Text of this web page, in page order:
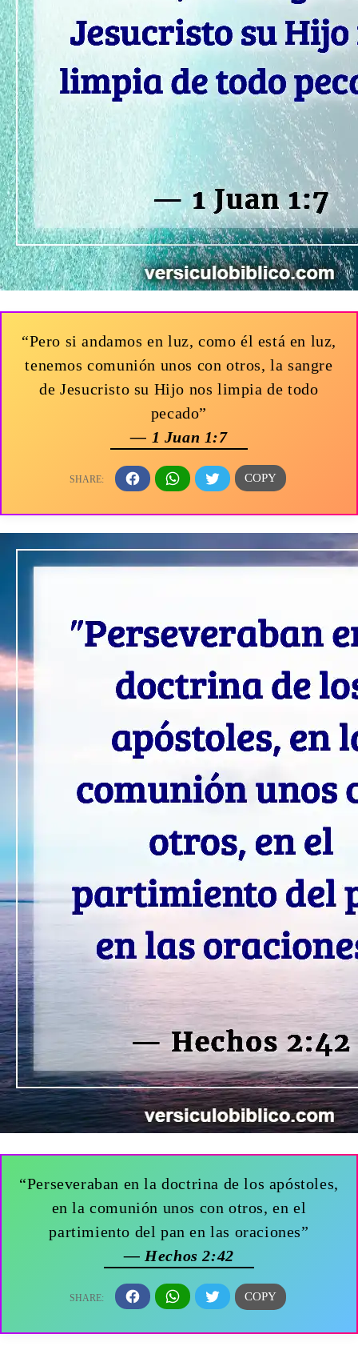
“Pero si andamos en luz, como él está en luz,
tenemos comunión unos con otros, la sangre
de Jesucristo su Hijo nos limpia de todo
pecado”
— 1 Juan 1:7
“Perseveraban en la doctrina de los apóstoles,
en la comunión unos con otros, en el
partimiento del pan en las oraciones”
— Hechos 2:42